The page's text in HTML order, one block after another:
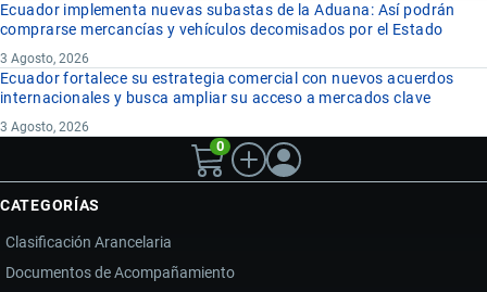
Ecuador implementa nuevas subastas de la Aduana: Así podrán
comprarse mercancías y vehículos decomisados por el Estado
3 Agosto, 2026
Ecuador fortalece su estrategia comercial con nuevos acuerdos
internacionales y busca ampliar su acceso a mercados clave
3 Agosto, 2026
0
CATEGORÍAS
Clasificación Arancelaria
Documentos de Acompañamiento